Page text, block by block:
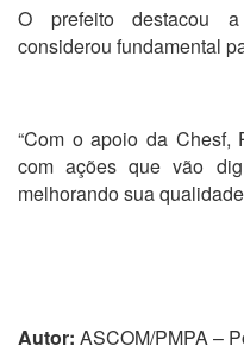
O prefeito destacou
considerou fundamental
“Com o apoio da Chesf,
com ações que vão
melhorando sua
Autor: ASCOM/PMPA –